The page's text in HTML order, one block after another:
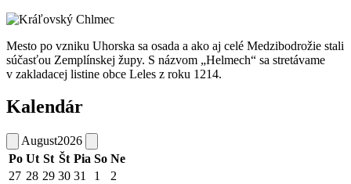
Mesto po vzniku Uhorska sa osada a ako aj celé Medzibodrožie stali
súčasťou Zemplínskej župy. S názvom „Helmech“ sa stretávame
v zakladacej listine obce Leles z roku 1214.
Kalendár
August2026
Po Ut St Št Pia So Ne
27 28 29 30 31 1
2